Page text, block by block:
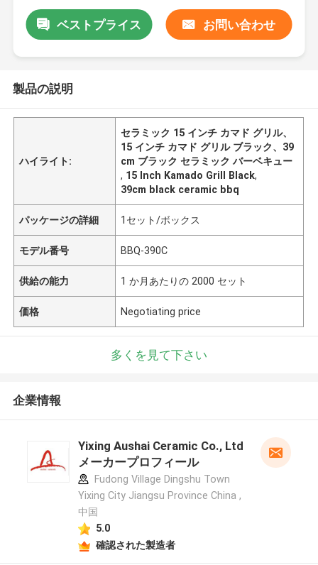
ベストプライス お問い合わせ
製品の説明
ハイライト:
セラミック 15 インチ カマド グリル、
15 インチ カマド グリル ブラック、39
cm ブラック セラミック バーベキュー
, 15 Inch Kamado Grill Black,
39cm black ceramic bbq
パッケージの詳細 1セット/ボックス
モデル番号 BBQ-390C
供給の能力 1 か月あたりの 2000 セット
価格 Negotiating price
多くを見て下さい
企業情報
Yixing Aushai Ceramic Co., Ltd
メーカープロフィール
Fudong Village Dingshu Town
Yixing City Jiangsu Province China ,
中国
5.0
確認された製造者